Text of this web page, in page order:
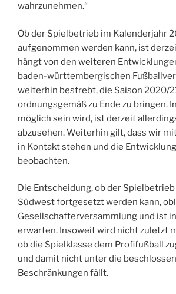
wahrzunehmen.“
Ob der Spielbetrieb im Kalenderjahr
aufgenommen werden kann, ist
hängt von den weiteren
baden-württembergischen
weiterhin bestrebt, die Saison 2020/
ordnungsgemäß zu Ende zu bringen.
möglich sein wird, ist derzeit
abzusehen. Weiterhin gilt, dass wir
in Kontakt stehen und die
beobachten.
Die Entscheidung, ob der
Südwest fortgesetzt werden kann,
Gesellschafterversammlung und ist
erwarten. Insoweit wird nicht zuletzt
ob die Spielklasse dem Profifußball
und damit nicht unter die
Beschränkungen fällt.